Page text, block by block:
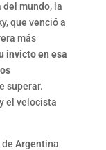
mundo, la
que venció a
más
invicto en esa
superar.
el velocista
Argentina